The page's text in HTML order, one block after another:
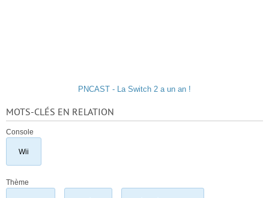
PNCAST - La Switch 2 a un an !
MOTS-CLÉS EN RELATION
Console
Wii
Thème